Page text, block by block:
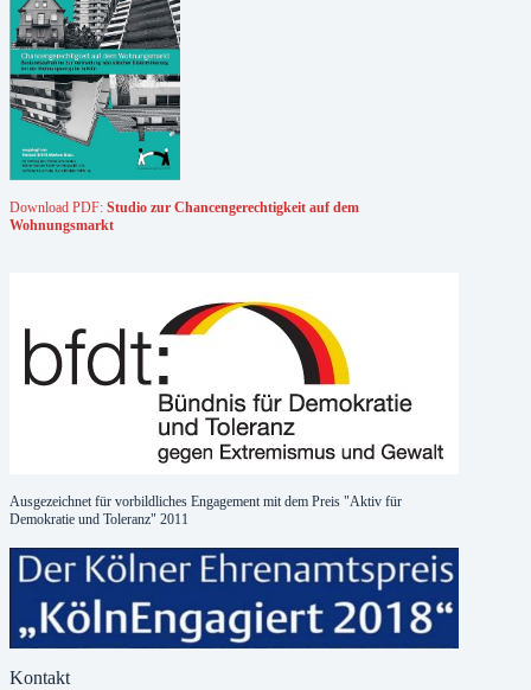
Download PDF: Studio zur Chancengerechtigkeit auf dem
Wohnungsmarkt
Ausgezeichnet für vorbildliches Engagement mit dem Preis "Aktiv für
Demokratie und Toleranz" 2011
Kontakt